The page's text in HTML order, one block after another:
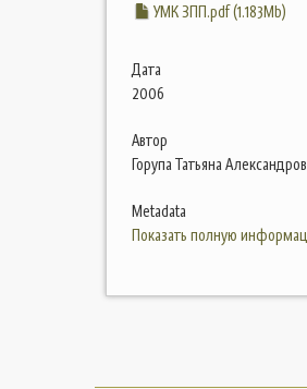
УМК ЗПП.pdf (1.183Mb)
Дата
2006
Автор
Горупа Татьяна
Metadata
Показать полную